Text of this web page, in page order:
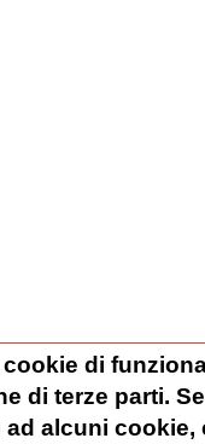
di
di terze parti.
ad alcuni